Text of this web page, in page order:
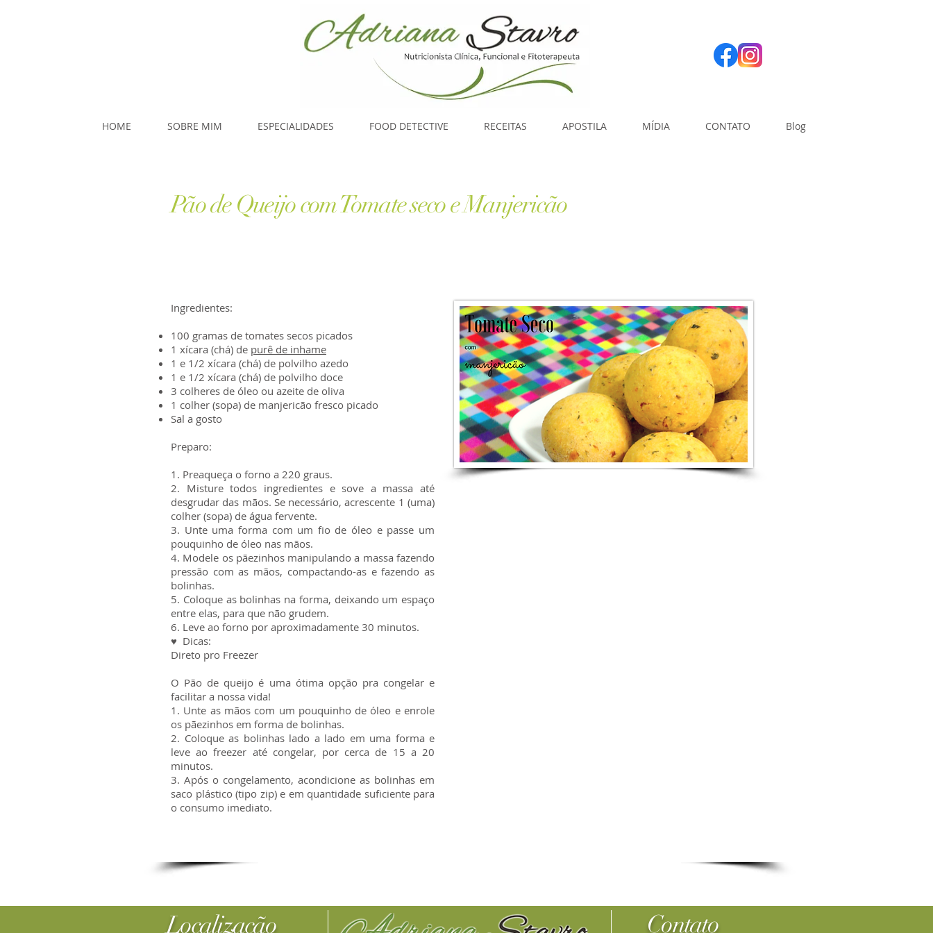
HOME SOBRE MIM ESPECIALIDADES FOOD DETECTIVE RECEITAS APOSTILA MÍDIA CONTATO Blog
Pão de Queijo com Tomate seco e Manjericão
Ingredientes:
100 gramas de tomates secos picados
1 xícara (chá) de purê de inhame
1 e 1/2 xícara (chá) de polvilho azedo
1 e 1/2 xícara (chá) de polvilho doce
3 colheres de óleo ou azeite de oliva
1 colher (sopa) de manjericão fresco picado
Sal a gosto
Preparo:
1. Preaqueça o forno a 220 graus.
2. Misture todos ingredientes e sove a massa até
desgrudar das mãos. Se necessário, acrescente 1 (uma)
colher (sopa) de água fervente.
3. Unte uma forma com um fio de óleo e passe um
pouquinho de óleo nas mãos.
4. Modele os pãezinhos manipulando a massa fazendo
pressão com as mãos, compactando-as e fazendo as
bolinhas.
5. Coloque as bolinhas na forma, deixando um espaço
entre elas, para que não grudem.
6. Leve ao forno por aproximadamente 30 minutos.
♥ Dicas:
Direto pro Freezer
O Pão de queijo é uma ótima opção pra congelar e
facilitar a nossa vida!
1. Unte as mãos com um pouquinho de óleo e enrole
os pãezinhos em forma de bolinhas.
2. Coloque as bolinhas lado a lado em uma forma e
leve ao freezer até congelar, por cerca de 15 a 20
minutos.
3. Após o congelamento, acondicione as bolinhas em
saco plástico (tipo zip) e em quantidade suficiente para
o consumo imediato.
Localização Contato